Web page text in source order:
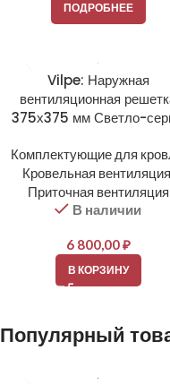
ПОДРОБНЕЕ
Vilpe: Наружная
вентиляционная
375х375 мм Светло-
Комплектующие для
Кровельная вентиляция
Приточная вентиляция
В наличии
6 800,00₽
В КОРЗИНУ
Популярный